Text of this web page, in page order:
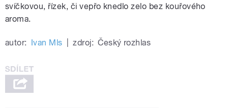
svíčkovou, řízek, či vepřo knedlo zelo bez kouřového
aroma.
autor: Ivan Mls zdroj: Český rozhlas